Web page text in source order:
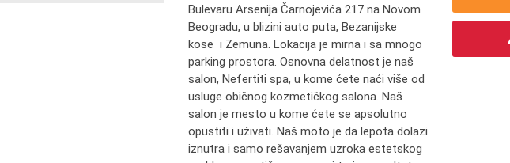
Bulevaru Arsenija Čarnojevića 217 na Novom
Beogradu, u blizini auto puta, Bezanijske
kose i Zemuna. Lokacija je mirna i sa mnogo
parking prostora. Osnovna delatnost je naš
salon, Nefertiti spa, u kome ćete naći više od
usluge običnog kozmetičkog salona. Naš
salon je mesto u kome ćete se apsolutno
opustiti i uživati. Naš moto je da lepota dolazi
iznutra i samo rešavanjem uzroka estetskog